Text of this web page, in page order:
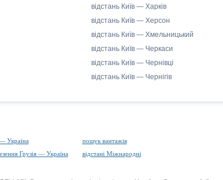
відстань Київ — Харків
відстань Київ — Херсон
відстань Київ — Хмельницький
відстань Київ — Черкаси
відстань Київ — Чернівці
відстань Київ — Чернігів
Україна
пошук вантажів
Грузія — Україна відстані Міжнародні